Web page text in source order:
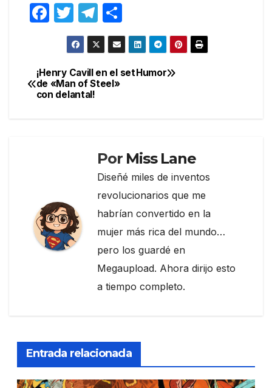
F
e
b
T
w
itt
er
T
el
e
gr
a
o
m
p
Navegación
de
Humor
¡Henry Cavill en el set
de «Man of Steel»
con delantal!
Por Miss Lane
Diseñé miles de inventos
revolucionarios que me
habrían convertido en la
mujer más rica del mundo…
pero los guardé en
Megaupload. Ahora dirijo esto
a tiempo completo.
Entrada relacionada